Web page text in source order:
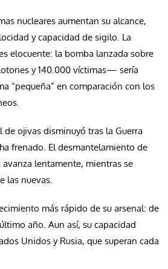
nucleares aumentan su alcance,
y capacidad de sigilo. La
elocuente: la bomba lanzada sobre
y 140.000 víctimas— sería
“pequeña” en comparación con los
ojivas disminuyó tras la Guerra
frenado. El desmantelamiento de
lentamente, mientras se
las nuevas.
más rápido de su arsenal: de
año. Aun así, su capacidad
Unidos y Rusia, que superan cada